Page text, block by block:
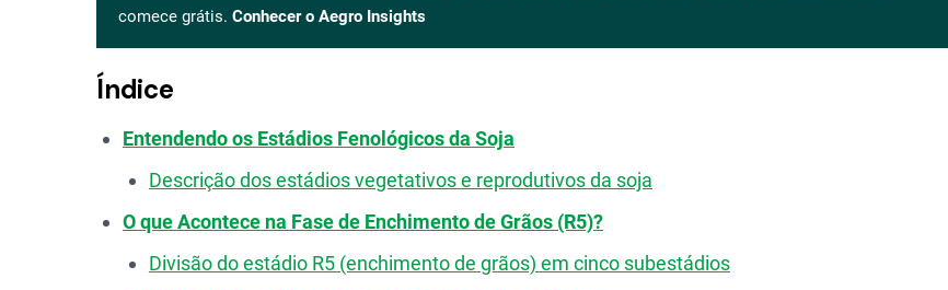
comece grátis. Conhecer o Aegro Insights
Índice
Entendendo os Estádios Fenológicos da Soja
Descrição dos estádios vegetativos e reprodutivos da soja
O que Acontece na Fase de Enchimento de Grãos (R5)?
Divisão do estádio R5 (enchimento de grãos) em cinco subestádios